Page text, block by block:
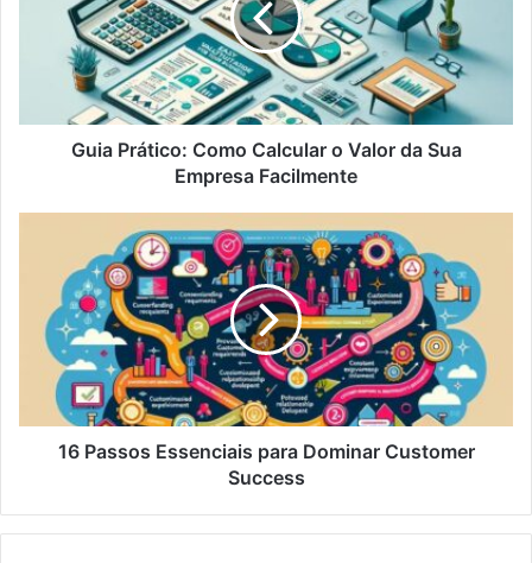
Guia Prático: Como Calcular o Valor da Sua
Empresa Facilmente
16 Passos Essenciais para Dominar Customer
Success